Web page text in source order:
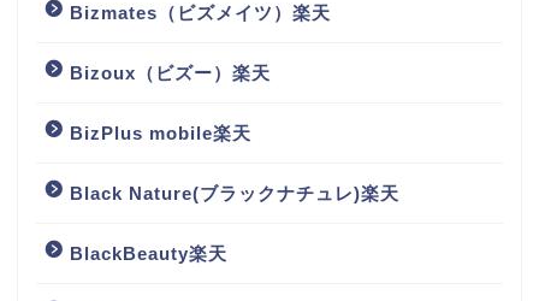
Bizmates（ビズメイツ）楽天
Bizoux（ビズー）楽天
BizPlus mobile楽天
Black Nature(ブラックナチュレ)楽天
BlackBeauty楽天